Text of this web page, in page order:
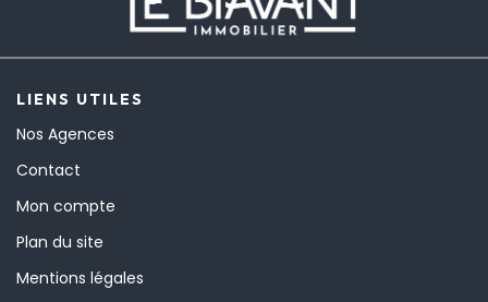
LIENS UTILES
Nos Agences
Contact
Mon compte
Plan du site
Mentions légales